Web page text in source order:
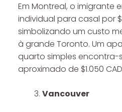
Em Montreal, o imigrante
individual para casal por
simbolizando um custo
à grande Toronto. Um
quarto simples encontra-
aproximado de $1.050
Vancouver